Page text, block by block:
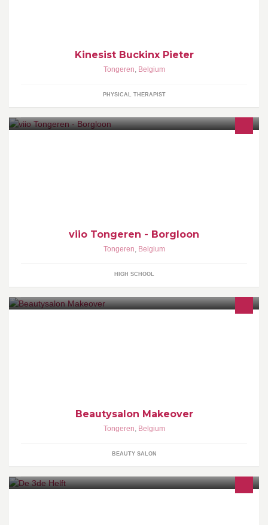
Kinesist Buckinx Pieter
Tongeren, Belgium
PHYSICAL THERAPIST
viio Tongeren - Borgloon
Tongeren, Belgium
HIGH SCHOOL
Beautysalon Makeover
Tongeren, Belgium
BEAUTY SALON